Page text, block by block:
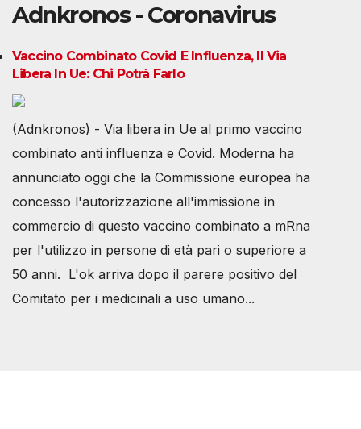
Adnkronos - Coronavirus
Vaccino Combinato Covid E Influenza, Il Via
Libera In Ue: Chi Potrà Farlo
(Adnkronos) - Via libera in Ue al primo vaccino
combinato anti influenza e Covid. Moderna ha
annunciato oggi che la Commissione europea ha
concesso l'autorizzazione all'immissione in
commercio di questo vaccino combinato a mRna
per l'utilizzo in persone di età pari o superiore a
50 anni. L'ok arriva dopo il parere positivo del
Comitato per i medicinali a uso umano...